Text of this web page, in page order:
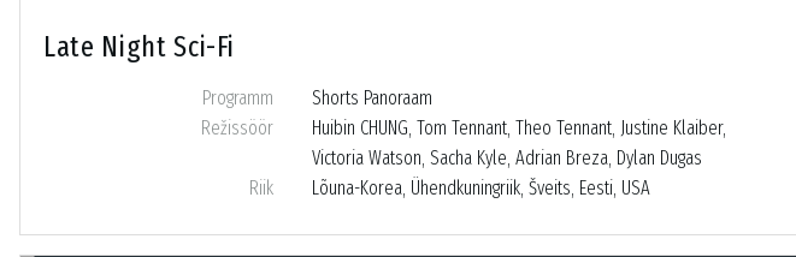
Late Night Sci-Fi
Programm
Shorts Panoraam
Režissöör
Huibin CHUNG, Tom Tennant, Theo Tennant, Justine Klaiber,
Victoria Watson, Sacha Kyle, Adrian Breza, Dylan Dugas
Riik
Lõuna-Korea, Ühendkuningriik, Šveits, Eesti, USA